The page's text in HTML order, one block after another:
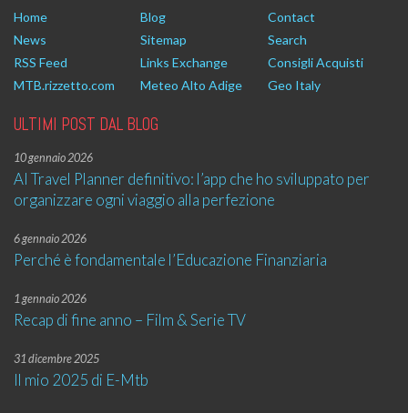
Home Blog
Contact
News
Sitemap
Search
RSS Feed
Links Exchange
Consigli Acquisti
MTB.rizzetto.com
Meteo Alto Adige Geo Italy
ULTIMI POST DAL BLOG
10 gennaio 2026
AI Travel Planner definitivo: l’app che ho sviluppato per
organizzare ogni viaggio alla perfezione
6 gennaio 2026
Perché è fondamentale l’Educazione Finanziaria
1 gennaio 2026
Recap di fine anno – Film & Serie TV
31 dicembre 2025
Il mio 2025 di E-Mtb